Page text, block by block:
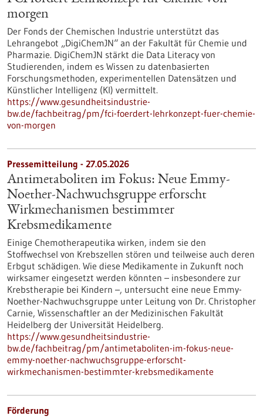
morgen
Der Fonds der Chemischen Industrie unterstützt das
Lehrangebot „DigiChemJN“ an der Fakultät für Chemie und
Pharmazie. DigiChemJN stärkt die Data Literacy von
Studierenden, indem es Wissen zu datenbasierten
Forschungsmethoden, experimentellen Datensätzen und
Künstlicher Intelligenz (KI) vermittelt.
https://www.gesundheitsindustrie-
bw.de/fachbeitrag/pm/fci-foerdert-lehrkonzept-fuer-chemie-
von-morgen
Pressemitteilung - 27.05.2026
Antimetaboliten im Fokus: Neue Emmy-
Noether-Nachwuchsgruppe erforscht
Wirkmechanismen bestimmter
Krebsmedikamente
Einige Chemotherapeutika wirken, indem sie den
Stoffwechsel von Krebszellen stören und teilweise auch deren
Erbgut schädigen. Wie diese Medikamente in Zukunft noch
wirksamer eingesetzt werden könnten – insbesondere zur
Krebstherapie bei Kindern –, untersucht eine neue Emmy-
Noether-Nachwuchsgruppe unter Leitung von Dr. Christopher
Carnie, Wissenschaftler an der Medizinischen Fakultät
Heidelberg der Universität Heidelberg.
https://www.gesundheitsindustrie-
bw.de/fachbeitrag/pm/antimetaboliten-im-fokus-neue-
emmy-noether-nachwuchsgruppe-erforscht-
wirkmechanismen-bestimmter-krebsmedikamente
Förderung